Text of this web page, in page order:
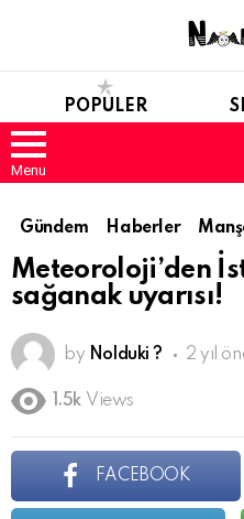
POPULER
Menu
Gündem Haberler
Meteoroloji’den
sağanak uyarısı!
by Nolduki ? 2 yıl
1.5k Views
FACEBOOK